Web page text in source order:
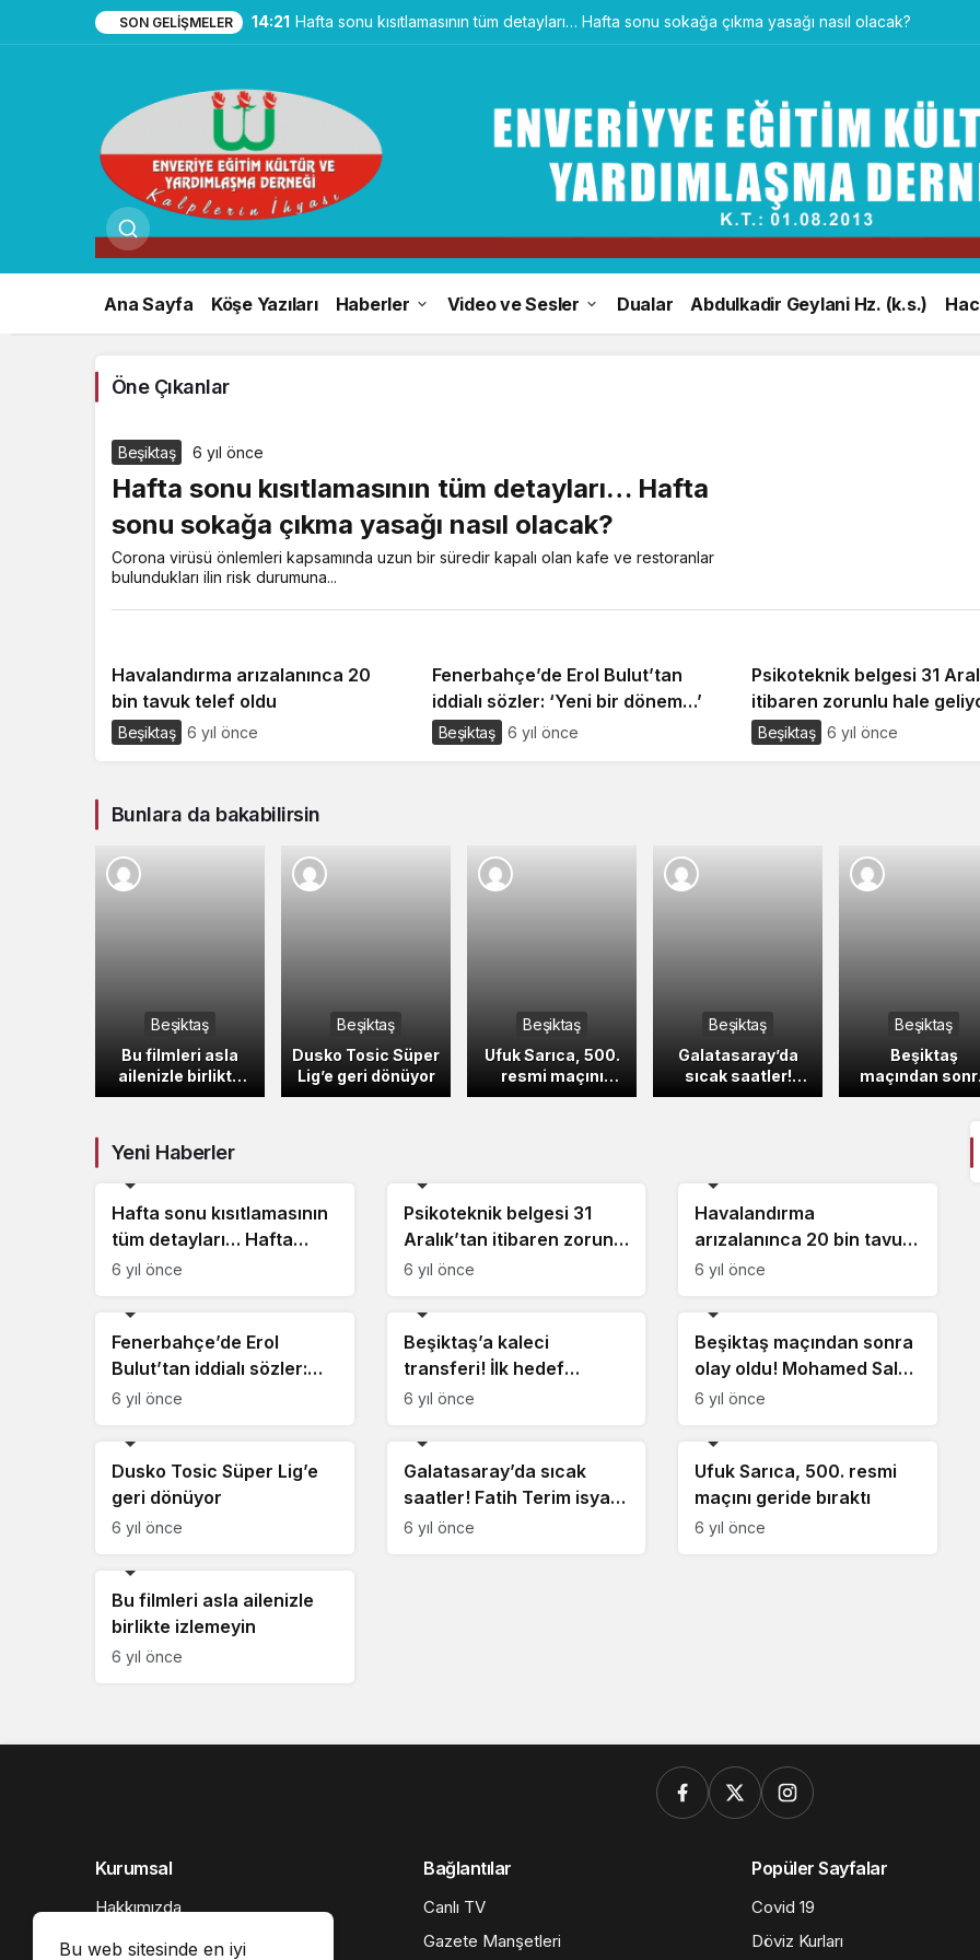
SON GELIŞMELER 14:21 Hafta sonu kısıtlamasının tüm detayları… Hafta sonu sokağa çıkma yasağı nasıl olacak?
Ana Sayfa Köşe Yazıları Haberler Video ve Sesler Dualar Abdulkadir Geylani Hz. (k.s.)
Öne Çıkanlar
Beşiktaş 6 yıl önce
Hafta sonu kısıtlamasının tüm detayları… Hafta
sonu sokağa çıkma yasağı nasıl olacak?
Corona virüsü önlemleri kapsamında uzun bir süredir kapalı olan kafe ve restoranlar
bulundukları ilin risk durumuna...
Havalandırma arızalanınca 20
bin tavuk telef oldu
Beşiktaş 6 yıl önce
Fenerbahçe’de Erol Bulut’tan
iddialı sözler: ‘Yeni bir dönem…’
Beşiktaş 6 yıl önce
Psikoteknik belgesi 31
itibaren zorunlu hale
1083 lira cezası var
Beşiktaş 6 yıl önce
Bunlara da bakabilirsin
Beşiktaş
Bu filmleri asla
ailenizle birlikte
izlemeyin
Beşiktaş
Dusko Tosic Süper
Lig’e geri dönüyor
Beşiktaş
Ufuk Sarıca, 500.
resmi maçını
geride bıraktı
Beşiktaş
Galatasaray’da
sıcak saatler!
Fatih Terim isyan
Beşiktaş
Beşiktaş
maçından
olay oldu!
Yeni Haberler
Hafta sonu kısıtlamasının
tüm detayları… Hafta
sonu sokağa çıkma
6 yıl önce
Psikoteknik belgesi 31
Aralık’tan itibaren zorunlu
hale geliyor! 1083 lira
6 yıl önce
Havalandırma
arızalanınca 20 bin tavuk
telef oldu
6 yıl önce
Fenerbahçe’de Erol
Bulut’tan iddialı sözler:
‘Yeni bir dönem…’
6 yıl önce
Beşiktaş’a kaleci
transferi! İlk hedef
Montero…
6 yıl önce
Beşiktaş maçından sonra
olay oldu! Mohamed Salah
ve Trent Alexander-
6 yıl önce
Dusko Tosic Süper Lig’e
geri dönüyor
6 yıl önce
Galatasaray’da sıcak
saatler! Fatih Terim isyan
etti ve maça saatler kala
6 yıl önce
Ufuk Sarıca, 500. resmi
maçını geride bıraktı
6 yıl önce
Bu filmleri asla ailenizle
birlikte izlemeyin
6 yıl önce
Bu web sitesinde en iyi
Kurumsal
Hakkımızda
İletişim
Bağlantılar
Canlı TV
Gazete Manşetleri
Popüler Sayfalar
Covid 19
Döviz Kurları